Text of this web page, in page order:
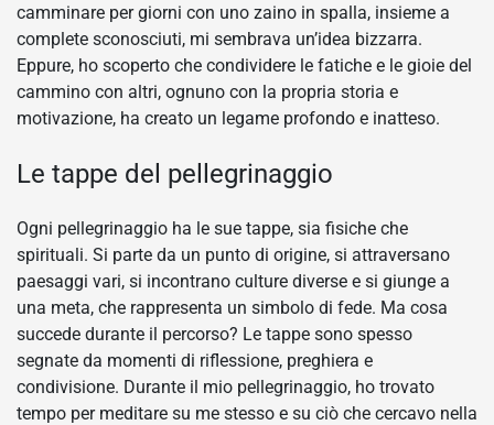
camminare per giorni con uno zaino in spalla, insieme a
complete sconosciuti, mi sembrava un’idea bizzarra.
Eppure, ho scoperto che condividere le fatiche e le gioie del
cammino con altri, ognuno con la propria storia e
motivazione, ha creato un legame profondo e inatteso.
Le tappe del pellegrinaggio
Ogni pellegrinaggio ha le sue tappe, sia fisiche che
spirituali. Si parte da un punto di origine, si attraversano
paesaggi vari, si incontrano culture diverse e si giunge a
una meta, che rappresenta un simbolo di fede. Ma cosa
succede durante il percorso? Le tappe sono spesso
segnate da momenti di riflessione, preghiera e
condivisione. Durante il mio pellegrinaggio, ho trovato
tempo per meditare su me stesso e su ciò che cercavo nella